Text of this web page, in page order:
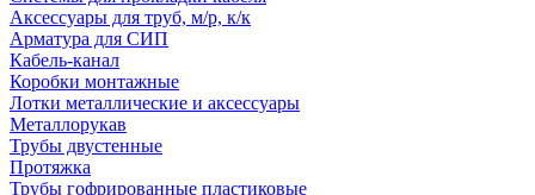
Аксессуары для труб, м/р, к/к
Арматура для СИП
Кабель-канал
Коробки монтажные
Лотки металлические и аксессуары
Металлорукав
Трубы двустенные
Протяжка
Трубы гофрированные пластиковые